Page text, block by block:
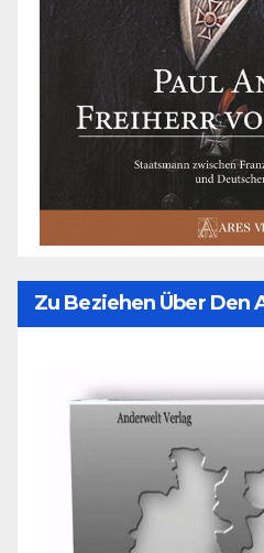
Zu Beziehen Über Den